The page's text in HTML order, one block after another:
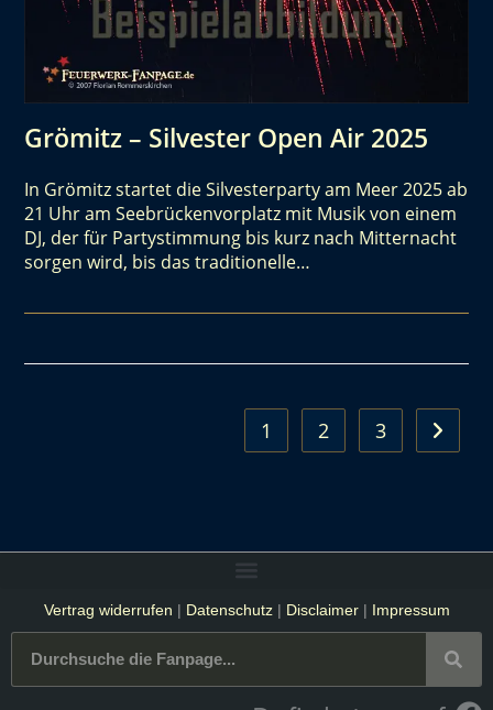
Grömitz – Silvester Open Air 2025
In Grömitz startet die Silvesterparty am Meer 2025 ab
21 Uhr am Seebrückenvorplatz mit Musik von einem
DJ, der für Partystimmung bis kurz nach Mitternacht
sorgen wird, bis das traditionelle…
1 2 3
Vertrag widerrufen | Datenschutz| Disclaimer| Impressum